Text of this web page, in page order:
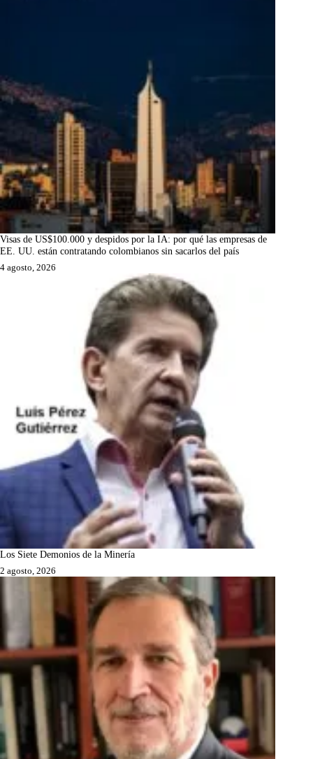
Visas de US$100.000 y despidos por la IA: por qué las empresas de
EE. UU. están contratando colombianos sin sacarlos del país
4 agosto, 2026
Los Siete Demonios de la Minería
2 agosto, 2026